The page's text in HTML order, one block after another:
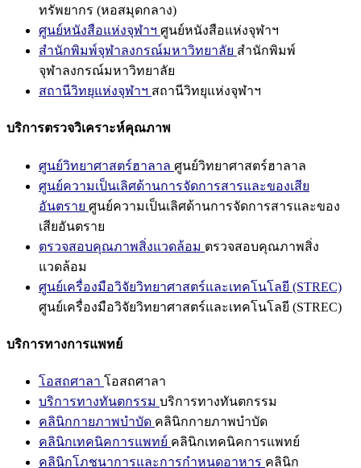
ทรัพยากร (หอสมุดกลาง)
ศูนย์หนังสือแห่งจุฬาฯ ศูนย์หนังสือแห่งจุฬาฯ
สำนักพิมพ์จุฬาลงกรณ์มหาวิทยาลัย สำนักพิมพ์
จุฬาลงกรณ์มหาวิทยาลัย
สถานีวิทยุแห่งจุฬาฯ สถานีวิทยุแห่งจุฬาฯ
บริการตรวจวิเคราะห์คุณภาพ
ศูนย์วิทยาศาสตร์ฮาลาล ศูนย์วิทยาศาสตร์ฮาลาล
ศูนย์ความเป็นเลิศด้านการจัดการสารและของเสีย
อันตราย ศูนย์ความเป็นเลิศด้านการจัดการสารและของ
เสียอันตราย
ตรวจสอบคุณภาพสิ่งแวดล้อม ตรวจสอบคุณภาพสิ่ง
แวดล้อม
ศูนย์เครื่องมือวิจัยวิทยาศาสตร์และเทคโนโลยี (STREC)
ศูนย์เครื่องมือวิจัยวิทยาศาสตร์และเทคโนโลยี (STREC)
บริการทางการแพทย์
โอสถศาลา โอสถศาลา
บริการทางทันตกรรม บริการทางทันตกรรม
คลินิกกายภาพบำบัด คลินิกกายภาพบำบัด
คลินิกเทคนิคการแพทย์ คลินิกเทคนิคการแพทย์
คลินิกโภชนาการและการกำหนดอาหาร คลินิก